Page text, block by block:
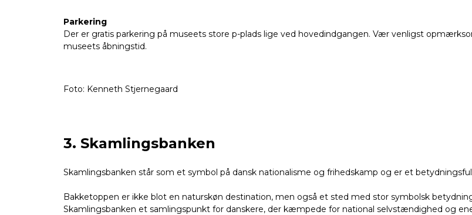
Parkering
Der er gratis parkering på museets store p-plads lige ved hovedindgangen. Vær venligst
museets åbningstid.
Foto: Kenneth Stjernegaard
3. Skamlingsbanken
Skamlingsbanken står som et symbol på dansk nationalisme og frihedskamp og er et
Bakketoppen er ikke blot en naturskøn destination, men også et sted med stor symbolsk
Skamlingsbanken et samlingspunkt for danskere, der kæmpede for national selvstændighed og